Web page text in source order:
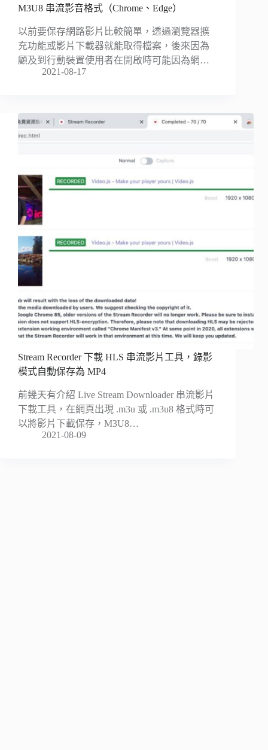
M3U8 串流影音格式（Chrome、Edge）
以前要保存網路影片比較簡單，透過瀏覽器擴
充功能或影片下載器就能取得檔案，後來因為
顧及到行動裝置使用者在開啟時可能因為網…
2021-08-17
Stream Recorder 下載 HLS 串流影片工具，錄影
模式自動保存為 MP4
前幾天有介紹 Live Stream Downloader 串流影片
下載工具，在網頁出現 .m3u 或 .m3u8 格式時可
以將影片下載保存，M3U8…
2021-08-09